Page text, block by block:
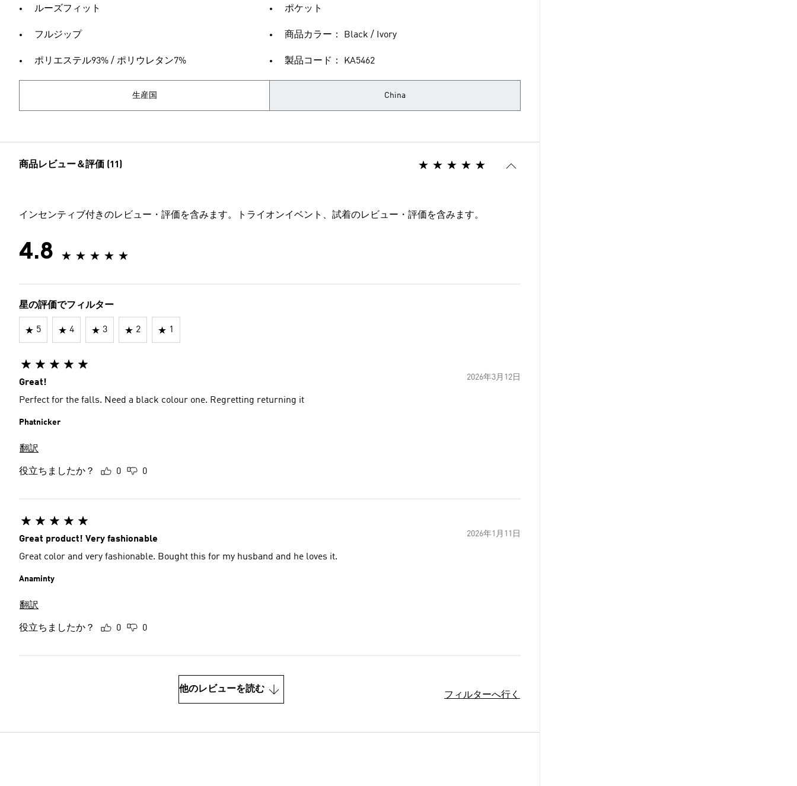
ルーズフィット
フルジップ
ポリエステル93% / ポリウレタン7%
ポケット
商品カラー： Black / Ivory
製品コード： KA5462
生産国 China
商品レビュー＆評価 (11)
インセンティブ付きのレビュー・評価を含みます。トライオンイベント、試着のレビュー・評価を含みます。
4.8
星の評価でフィルター
5 4 3 2 1
2026年3月12日
Great!
Perfect for the falls. Need a black colour one. Regretting returning it
Phatnicker
翻訳
役立ちましたか？ 0 0
2026年1月11日
Great product! Very fashionable
Great color and very fashionable. Bought this for my husband and he loves it.
Anaminty
翻訳
役立ちましたか？ 0 0
他のレビューを読む
フィルターへ行く